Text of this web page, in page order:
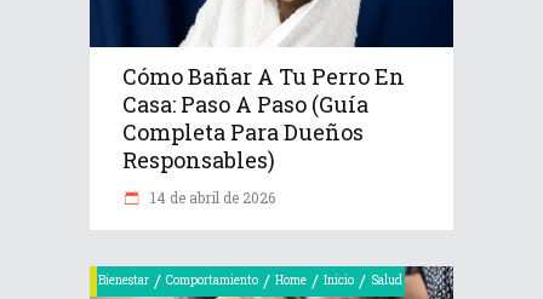
Cómo Bañar A Tu Perro En
Casa: Paso A Paso (Guía
Completa Para Dueños
Responsables)
14 de abril de 2026
Bienestar / Comportamiento / Home / Inicio / Salud